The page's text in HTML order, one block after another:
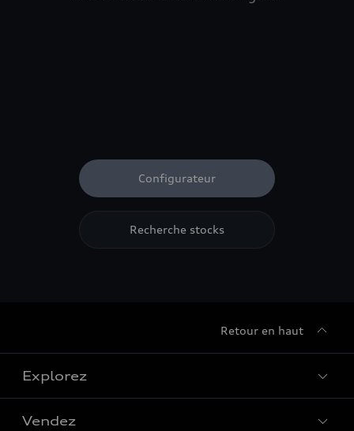
Configurateur
Recherche stocks
Retour en haut
Explorez
Gamme de modèles
Vendez